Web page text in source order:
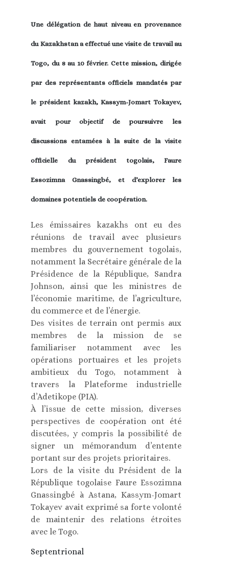
Une délégation de haut niveau en provenance
du Kazakhstan a effectué une visite de travail au
Togo, du 8 au 10 février. Cette mission, dirigée
par des représentants officiels mandatés par
le président kazakh, Kassym-Jomart Tokayev,
avait pour objectif de poursuivre les
discussions entamées à la suite de la visite
officielle du président togolais, Faure
Essozimna Gnassingbé, et d’explorer les
domaines potentiels de coopération.
Les émissaires kazakhs ont eu des
réunions de travail avec plusieurs
membres du gouvernement togolais,
notamment la Secrétaire générale de la
Présidence de la République, Sandra
Johnson, ainsi que les ministres de
l’économie maritime, de l’agriculture,
du commerce et de l’énergie.
Des visites de terrain ont permis aux
membres de la mission de se
familiariser notamment avec les
opérations portuaires et les projets
ambitieux du Togo, notamment à
travers la Plateforme industrielle
d’Adetikope (PIA).
À l’issue de cette mission, diverses
perspectives de coopération ont été
discutées, y compris la possibilité de
signer un mémorandum d’entente
portant sur des projets prioritaires.
Lors de la visite du Président de la
République togolaise Faure Essozimna
Gnassingbé à Astana, Kassym-Jomart
Tokayev avait exprimé sa forte volonté
de maintenir des relations étroites
avec le Togo.
Septentrional